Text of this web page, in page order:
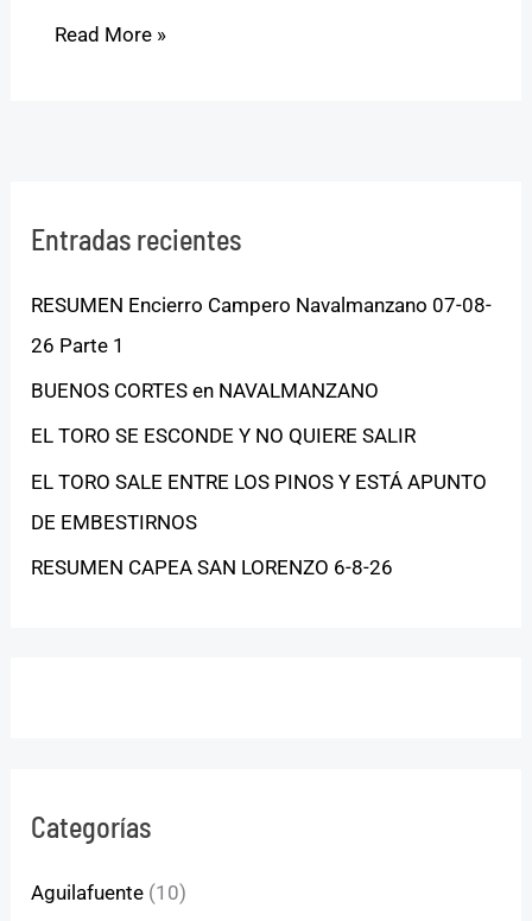
Read More »
Entradas recientes
RESUMEN Encierro Campero Navalmanzano 07-08-
26 Parte 1
BUENOS CORTES en NAVALMANZANO
EL TORO SE ESCONDE Y NO QUIERE SALIR
EL TORO SALE ENTRE LOS PINOS Y ESTÁ APUNTO
DE EMBESTIRNOS
RESUMEN CAPEA SAN LORENZO 6-8-26
Categorías
Aguilafuente (10)